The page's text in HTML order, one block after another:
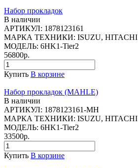
Набор прокладок
В наличии
АРТИКУЛ: 1878123161
МАРКА ТЕХНИКИ: ISUZU, HITACHI
МОДЕЛЬ: 6HK1-Tier2
56800р.
Купить В корзине
Набор прокладок (MAHLE)
В наличии
АРТИКУЛ: 1878123161-MH
МАРКА ТЕХНИКИ: ISUZU, HITACHI
МОДЕЛЬ: 6HK1-Tier2
33500р.
Купить В корзине